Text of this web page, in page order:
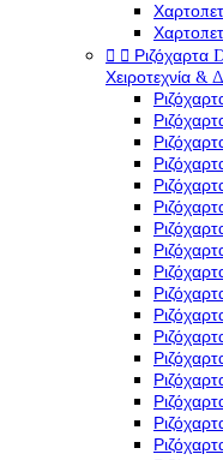
  Ριζόχαρτα
Χειροτεχνία &